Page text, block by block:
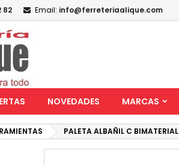
82 Email: info@ferreteriaalique.com
NOVEDADES MARCAS
PALETA ALBAÑIL C BIMATERIAL